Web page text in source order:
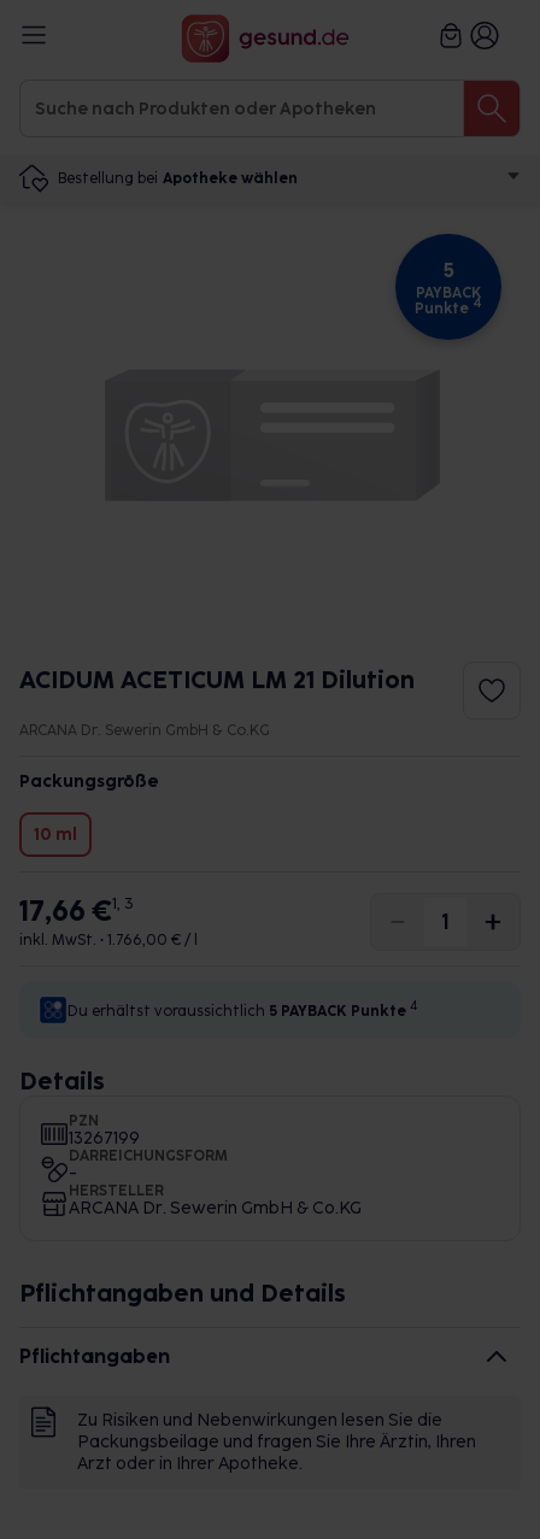
Bestellung bei Apotheke wählen
5
PAYBACK
Punkte 4
ACIDUM ACETICUM LM 21 Dilution
ARCANA Dr. Sewerin GmbH & Co.KG
Packungsgröße
10 ml
17,66 €1, 3
inkl. MwSt. • 1.766,00 € / l
Du erhältst voraussichtlich 5 PAYBACK Punkte 4
Details
PZN
13267199
DARREICHUNGSFORM
-
HERSTELLER
ARCANA Dr. Sewerin GmbH & Co.KG
Pflichtangaben und Details
Pflichtangaben
Zu Risiken und Nebenwirkungen lesen Sie die
Packungsbeilage und fragen Sie Ihre Ärztin, Ihren
Arzt oder in Ihrer Apotheke.